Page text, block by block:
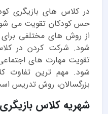
در کلاس های بازیگری
حس کودکان تقویت می
از روش های مختلفی
شود. شرکت کردن در
تقویت مهارت های
شود. مهم ترین تفاوت
بزرگسالان، روش تدریس
شهریه کلاس